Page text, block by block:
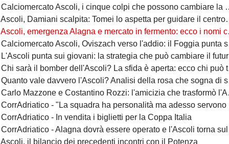
Calciomercato Ascoli, i cinque colpi che possono cambiare la stagione del Picchio
Ascoli, Damiani scalpita: Tomei lo aspetta per guidare il centrocampo in Serie B
Ascoli, emergenza Alagna e mercato in fermento: ecco i nomi che possono arrivare per la fascia destra
Calciomercato Ascoli, Oviszach verso l'addio: il Foggia punta sull'esterno bianconero
L'Ascoli punta sui giovani: la strategia che può cambiare il futuro del Picchio
Chi sarà il bomber dell'Ascoli? La sfida è aperta: ecco chi può trascinare il Picchio in Serie B
Quanto vale davvero l'Ascoli? Analisi della rosa che sogna di stupire la Serie B
Carlo Mazzone e Costantino Rozzi: l'amicizia che trasformò l'Ascoli in una favola del calcio italiano
CorrAdriatico - "La squadra ha personalità ma adesso servono rinforzi"
CorrAdriatico - In vendita i biglietti per la Coppa Italia
CorrAdriatico - Alagna dovrà essere operato e l'Ascoli torna sul mercato
Ascoli, il bilancio dei precedenti incontri con il Potenza